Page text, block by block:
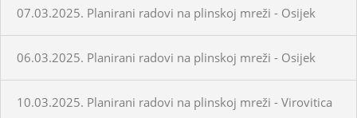
07.03.2025. Planirani radovi na plinskoj mreži - Osijek
06.03.2025. Planirani radovi na plinskoj mreži - Osijek
10.03.2025. Planirani radovi na plinskoj mreži - Virovitica